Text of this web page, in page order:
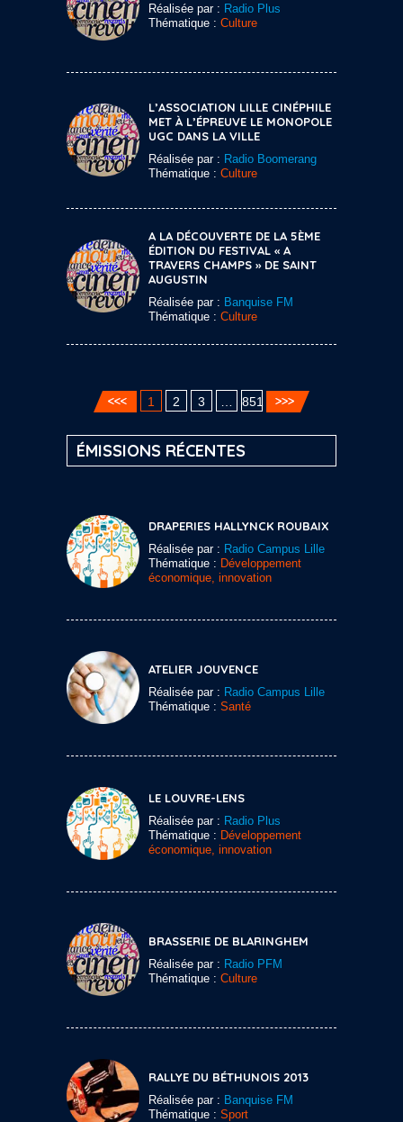
Réalisée par : Radio Plus
Thématique : Culture
L’ASSOCIATION LILLE CINÉPHILE
MET À L’ÉPREUVE LE MONOPOLE
UGC DANS LA VILLE
Réalisée par : Radio Boomerang
Thématique : Culture
A LA DÉCOUVERTE DE LA 5ÈME
ÉDITION DU FESTIVAL « A
TRAVERS CHAMPS » DE SAINT
AUGUSTIN
Réalisée par : Banquise FM
Thématique : Culture
1 2 3 851
ÉMISSIONS RÉCENTES
DRAPERIES HALLYNCK ROUBAIX
Réalisée par : Radio Campus Lille
Thématique : Développement
économique, innovation
ATELIER JOUVENCE
Réalisée par : Radio Campus Lille
Thématique : Santé
LE LOUVRE-LENS
Réalisée par : Radio Plus
Thématique : Développement
économique, innovation
BRASSERIE DE BLARINGHEM
Réalisée par : Radio PFM
Thématique : Culture
RALLYE DU BÉTHUNOIS 2013
Réalisée par : Banquise FM
Thématique : Sport